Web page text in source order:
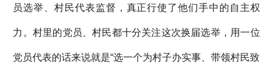
员选举、村民代表监督，真正行使了他们手中的自主权
力。村里的党员、村民都十分关注这次换届选举，用一位
党员代表的话来说就是“选一个为村子办实事、带领村民致